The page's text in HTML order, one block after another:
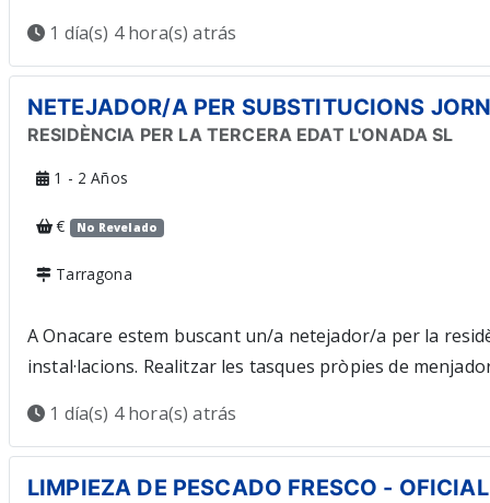
1 día(s) 4 hora(s) atrás
NETEJADOR/A PER SUBSTITUCIONS
RESIDÈNCIA PER LA TERCERA EDAT L'ONADA SL
1 - 2 Años
€ No Revelado
Tarragona
A Onacare estem buscant un/a netejador/a per la
instal·lacions. Realitzar les tasques pròpies de
COMPLETS Competències / coneixements: Contracte
d'interès: Oferim: Contracte de susbtitucions de
brut/anual. Diferents horaris segons les vacances a
1 día(s) 4 hora(s) atrás
LIMPIEZA DE PESCADO FRESCO -